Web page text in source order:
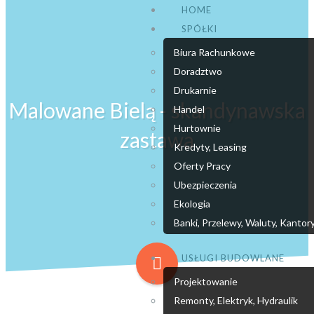
HOME
SPÓŁKI
Biura Rachunkowe
Doradztwo
Drukarnie
Handel
Hurtownie
Kredyty, Leasing
Oferty Pracy
Ubezpieczenia
Ekologia
Banki, Przelewy, Waluty,
USŁUGI BUDOWLANE
Projektowanie
Remonty, Elektryk, Hydraulik
Malowane Bielą - skandynawska
zastawa